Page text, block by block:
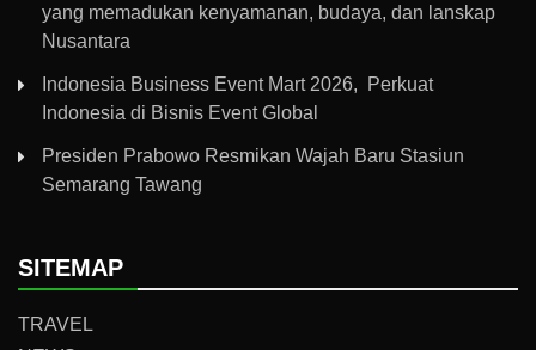
yang memadukan kenyamanan, budaya, dan lanskap
Nusantara
Indonesia Business Event Mart 2026, Perkuat
Indonesia di Bisnis Event Global
Presiden Prabowo Resmikan Wajah Baru Stasiun
Semarang Tawang
SITEMAP
TRAVEL